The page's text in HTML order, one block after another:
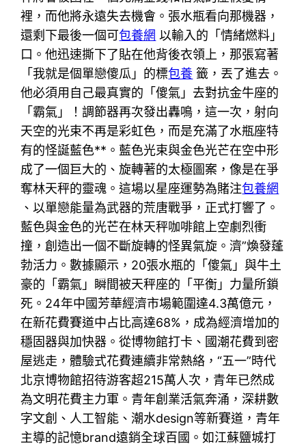
裡，而他將永遠失去機會。張水瓶看向那機器，
還剩下最後一個可包養網 以輸入的「情緒燃料」
口。他迅速撕下了貼在他背後衣領上，那張寫著
「我就是個單戀傻瓜」的標包養 籤，丟了進去。
他必須用自己最真實的「傻氣」去對抗金牛座的
「霸氣」！調節器再次發出轟鳴，這一次，射向
天空的光束不再是彩虹色，而是充滿了水瓶座特
有的怪誕藍色**。藍色光束與金色光芒在空中形
成了一個巨大的、旋轉著的太極圖案，像是在爭
奪林天秤的靈魂。這場以星座運勢為賭注包養網
、以單戀能量為武器的荒唐戰爭，正式打響了。
藍色與金色的光芒在林天秤咖啡館上空劇烈衝
撞，創造出一個不斷旋轉的怪異氣旋。濟”煥發蓬
勃活力。數據顯示，20張水瓶的「傻氣」與牛土
豪的「霸氣」瞬間被天秤座的「平衡」力量所鎖
死。24年中國芳華經濟市場範圍達4.3萬億元，
在新花費賽道中占比高達68%，成為經濟增加的
穩固器與加快器。從博物館打卡、國潮花費到密
屋逃走，體驗式花費連續非常熱絡，“五一”時代
北京博物館招待游客超215萬人次，青年已然成
為文明花費主力軍。青年創業活氣奔涌，深耕數
字文創、人工智能、潮水design等新賽道，青年
主導的記憶brand遠銷全球百國。如江蘇鹽城打